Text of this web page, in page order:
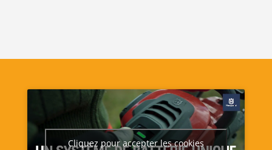
Cliquez pour accepter les cookies